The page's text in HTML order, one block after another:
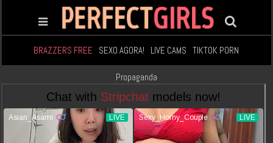
BRAZZERS FREE SEXO AGORA! LIVE CAMS TIKTOK PORN
Propaganda